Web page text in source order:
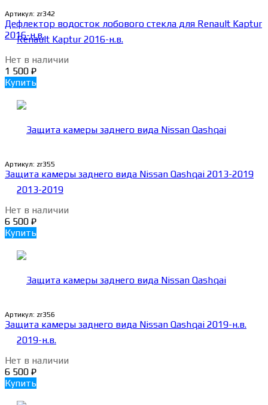
Артикул: zr342
Дефлектор водосток лобового стекла для Renault Kaptur
2016-н.в.
Нет в наличии
1 500 ₽
Купить
Артикул: zr355
Защита камеры заднего вида Nissan Qashqai 2013-2019
Нет в наличии
6 500 ₽
Купить
Артикул: zr356
Защита камеры заднего вида Nissan Qashqai 2019-н.в.
Нет в наличии
6 500 ₽
Купить